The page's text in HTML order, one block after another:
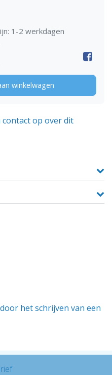
1-2 werkdagen
winkelwagen
contact op over dit
het schrijven van een